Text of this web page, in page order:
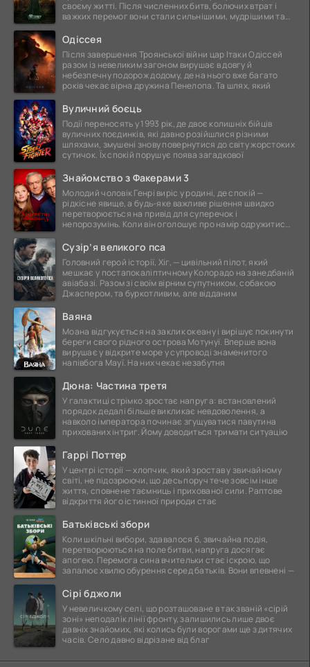
своєму житті. Після численних битв, болючих втрат і
важких перемог вони стали сильнішими, мудрішими та
Одіссея
Після завершення Троянської війни цар Ітаки Одіссей
разом із невеликим загоном вирушає в довгу й
небезпечну подорож додому, де на нього вже багато
років чекає вірна дружина Пенелопа. Та шлях, який
Вуличний боєць
Події переносять у 1993 рік, де двоє колишніх бійців
вуличних поєдинків, які давно розійшлися різними
шляхами, змушені знову повернутися до світу жорстоких
сутичок. Їх спокій порушує поява загадкової
Знайомство з Факерами 3
Молодий чоловік Генрі виріс у родині, де спокій —
рідкісне явище, а будь-яке важливе рішення швидко
перетворюється на привід для суперечок і
непорозумінь. Коли він оголошує про намір одружитися,
Сузір’я великого пса
Головний герой історії, Хіг, — цивільний пілот, який
мешкає у постапокаліптичному Колорадо на занедбаній
авіабазі. Разом зі своїм вірним супутником, собакою
Джаспером, та буркотливим, але відданим
Ваяна
Моана відгукується на заклик океану і вирішує покинути
береги свого рідного острова Мотунуї. Вперше вона
вирушає у відкрите море у супроводі знаменитого
напівбога Мауї. На них чекає незабутня
Дюна: Частина третя
У галактиці стрімко зростає напруга: встановлений
порядок дедалі більше викликає невдоволення, а
навколо імператора починає згущуватися павутина
прихованих інтриг. Йому доводиться тримати ситуацію
Гаррі Поттер
У центрі історії — хлопчик, який зростав у звичайному
світі, не підозрюючи, що десь поруч тече зовсім інше
життя, сповнене таємниць і прихованої сили. Раптове
відкриття його істинної природи стає
Батьківські збори
Коли шкільні вибори, здавалося б, звичайна подія,
перетворюються на поле битви, напруга досягає
апогею. Перемога сина вчительки стає іскрою, що
запалює хвилю обурення серед батьків. Вони впевнені —
Сірі бджоли
У невеличкому селі, що розташоване в так званій «сірій
зоні» неподалік лінії фронту, залишились лише двоє
давніх знайомих, які колись були ворогами ще з дитячих
часів. Село давно відрізане від благ